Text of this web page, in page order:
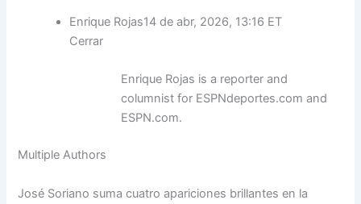
Enrique Rojas14 de abr, 2026, 13:16 ET
Cerrar
Enrique Rojas is a reporter and
columnist for ESPNdeportes.com and
ESPN.com.
Multiple Authors
José Soriano suma cuatro apariciones brillantes en la